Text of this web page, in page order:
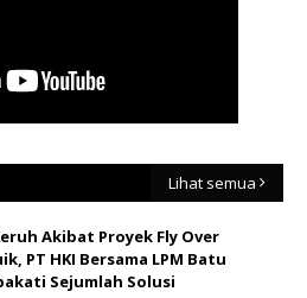
Lihat semua
Akibat Proyek Fly Over
PT HKI Bersama LPM Batu
Sejumlah Solusi